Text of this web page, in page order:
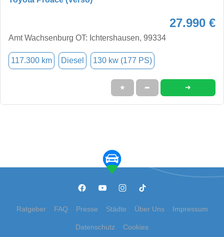
27.990 €
Amt Wachsenburg OT: Ichtershausen, 99334
117.300 km Diesel 130 kw (177 PS)
★ ➦ ➜
Ratgeber FAQ Presse Städte Über Uns Impressum
Datenschutz Cookies